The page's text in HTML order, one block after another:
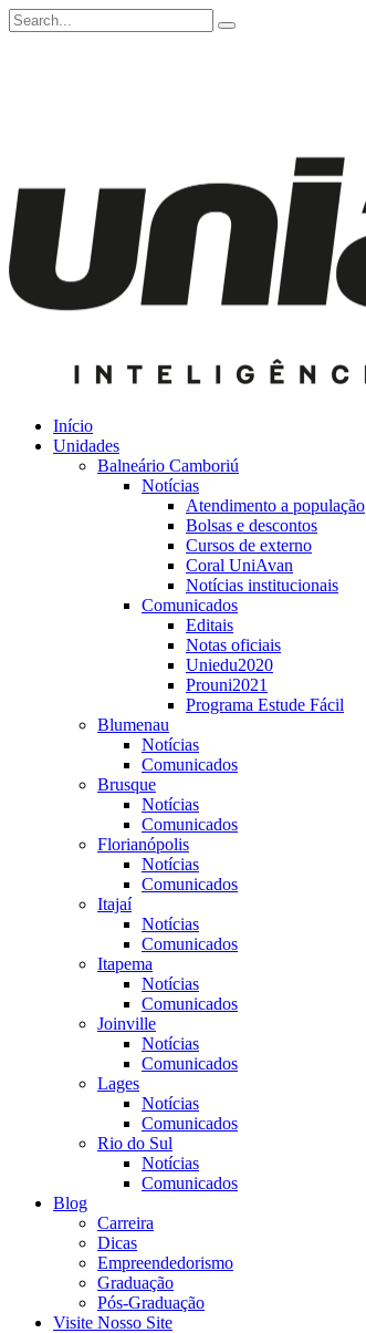
Início
Unidades
Balneário Camboriú
Notícias
Atendimento a população
Bolsas e descontos
Cursos de externo
Coral UniAvan
Notícias institucionais
Comunicados
Editais
Notas oficiais
Uniedu2020
Prouni2021
Programa Estude Fácil
Blumenau
Notícias
Comunicados
Brusque
Notícias
Comunicados
Florianópolis
Notícias
Comunicados
Itajaí
Notícias
Comunicados
Itapema
Notícias
Comunicados
Joinville
Notícias
Comunicados
Lages
Notícias
Comunicados
Rio do Sul
Notícias
Comunicados
Blog
Carreira
Dicas
Empreendedorismo
Graduação
Pós-Graduação
Visite Nosso Site